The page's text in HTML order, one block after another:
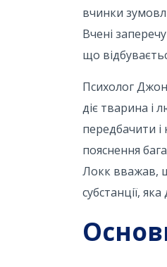
вчинки
Вчені
що
Психолог
діє тварина і
передбачити
пояснення
Локк вважав,
субстанції,